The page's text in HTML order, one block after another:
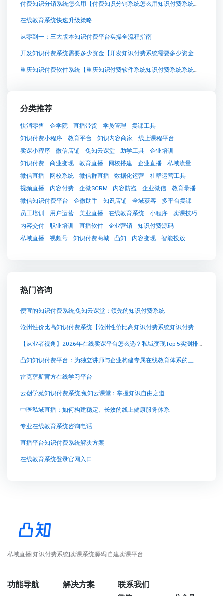
付费知识分销系统怎么用【付费知识分销系统怎么用知识付费系统系统怎么制作，知识付费系统搭建使用教程】
在线教育系统快速升级策略
从零到一：三大版本知识付费平台实操全流程指南
开发知识付费系统需要多少资金【开发知识付费系统需要多少资金知识付费系统系统怎么制作，知识付费系统搭建使用教程】
重庆知识付费软件系统【重庆知识付费软件系统知识付费系统系统怎么制作，知识付费系统搭建使用教程】
分类推荐
快消零售 企学院 直播带货 学员管理
卖课工具
知识付费小程序
教育平台 知识内容商家
线上课程平台
卖课小程序
微信店铺 兔知云课堂 助学工具
企业培训
知识付费
商业变现 教育直播 网校搭建 企业直播
私域流量
微信直播
网校系统 微信群直播 数据化运营
社群运营工具
视频直播
内容付费 企微SCRM 内容防盗 企业微信
教育录播
微信知识付费平台
企微助手 知识店铺 全域获客
多平台卖课
员工培训
用户运营 美业直播 在线教育系统 小程序
卖课技巧
内容交付
职业培训 直播软件 企业营销
知识付费源码
私域直播
视频号 知识付费商城 凸知 内容变现 智能投放
热门咨询
便宜的知识付费系统,兔知云课堂：领先的知识付费系统
沧州性价比高知识付费系统【沧州性价比高知识付费系统知识付费系统系统怎么制作，知识付费系统搭建使用教程】
【从业者视角】2026年在线卖课平台怎么选？私域变现Top 5实测排行
凸知知识付费平台：为独立讲师与企业构建专属在线教育体系的三种选择
雷克萨斯官方在线学习平台
云创学苑知识付费系统,兔知云课堂：掌握知识自由之道
中医私域直播：如何构建稳定、长效的线上健康服务体系
专业在线教育系统咨询电话
直播平台知识付费系统解决方案
在线教育系统登录官网入口
私域直播|知识付费系统|卖课系统源码|自建卖课平台
功能导航 解决方案 联系我们